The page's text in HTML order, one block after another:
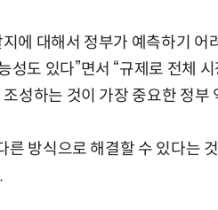
에 대해서 정부가 예측하기 어
성도 있다”면서 “규제로 전체
성하는 것이 가장 중요한 정부
른 방식으로 해결할 수 있다는